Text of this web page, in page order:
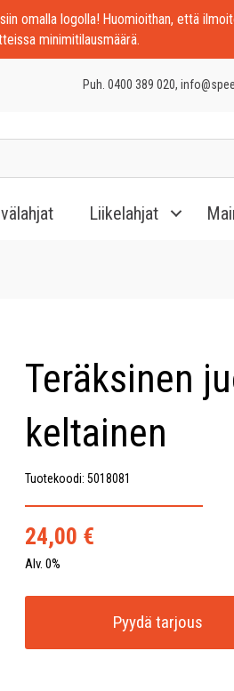
omalla logolla! Huomioithan, että
minimitilausmäärä.
Puh. 0400 389 020,
Liikelahjat
Teräksinen
keltainen
Tuotekoodi: 5018081
24,00 €
Alv. 0%
Pyydä tarjous